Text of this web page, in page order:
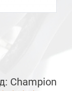
Champion